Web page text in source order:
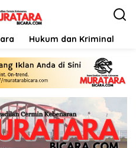
Hukum dan Kriminal